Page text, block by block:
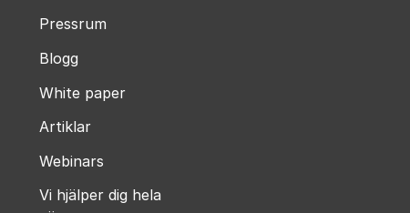
Pressrum
Blogg
White paper
Artiklar
Webinars
Vi hjälper dig hela